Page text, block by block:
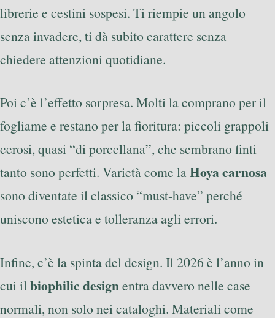
librerie e cestini sospesi. Ti riempie un angolo
senza invadere, ti dà subito carattere senza
chiedere attenzioni quotidiane.
Poi c’è l’effetto sorpresa. Molti la comprano per il
fogliame e restano per la fioritura: piccoli grappoli
cerosi, quasi “di porcellana”, che sembrano finti
tanto sono perfetti. Varietà come laHoya carnosa
sono diventate il classico “must-have” perché
uniscono estetica e tolleranza agli errori.
Infine, c’è la spinta del design. Il 2026 è l’anno in
cui il biophilic designentra davvero nelle case
normali, non solo nei cataloghi. Materiali come